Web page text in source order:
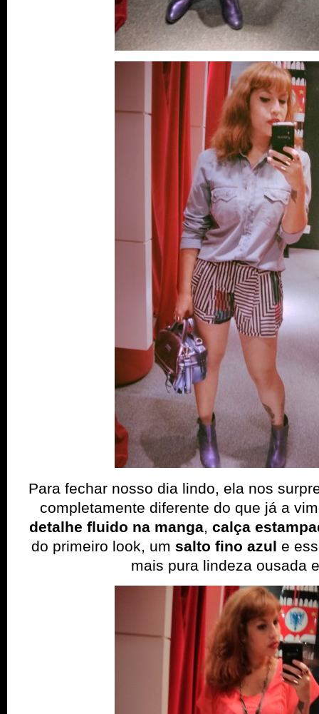
Para fechar nosso dia lindo, ela nos
completamente diferente do que já a
detalhe fluido na manga, calça
do primeiro look, um salto fino azul e
mais pura lindeza ousada